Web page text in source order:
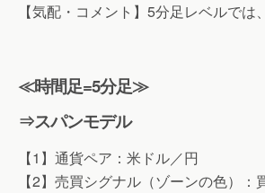
【気配・コメント】5分足レベルでは
≪時間足=5分足≫
⇒スパンモデル
【1】通貨ペア：米ドル／円
【2】売買シグナル（ゾーンの色）：